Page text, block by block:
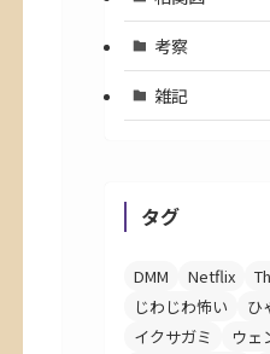
考察
雑記
タグ
DMM Netflix
じわじわ怖い
ひ
イクサガミ
ウェ